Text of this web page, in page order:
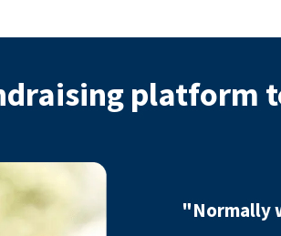
platform
"Normally